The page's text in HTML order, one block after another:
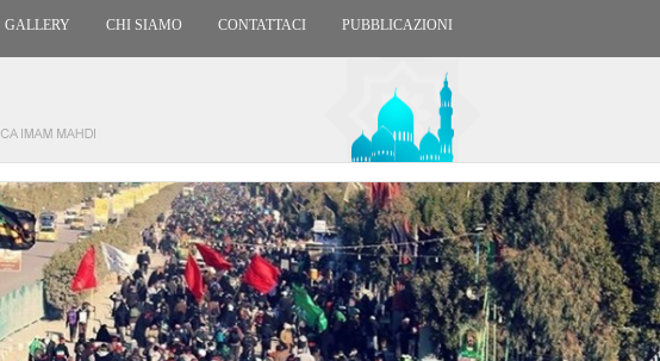
GALLERY CHI SIAMO CONTATTACI PUBBLICAZIONI